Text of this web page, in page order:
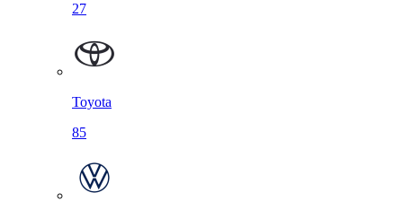
27
Toyota
85